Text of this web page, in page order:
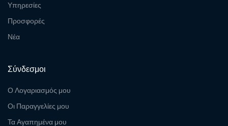
Υπηρεσίες
Προσφορές
Νέα
Σύνδεσμοι
Ο Λογαριασμός μου
Οι Παραγγελίες μου
Τα Αγαπημένα μου